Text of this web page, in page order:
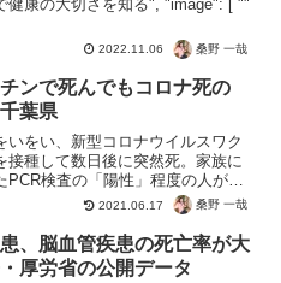
健康の大切さを知る", "image": [ ""
2022.11.06 桑野 一哉
ンで死んでもコロナ死の
葉県
いをい、新型コロナウイルスワク
接種して数日後に突然死。家族に
PCR検査の「陽性」程度の人がい
。これでコロナウイルスによる死
ことですよね！？ワクチンは常に
ので、因果関係は不明。ころなは
キPCRで陽性な...
2021.06.17 桑野 一哉
、脳血管疾患の死亡率が大
厚労省の公開データ